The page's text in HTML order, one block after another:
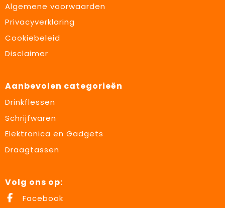
Algemene voorwaarden
Privacyverklaring
Cookiebeleid
Disclaimer
Aanbevolen categorieën
Drinkflessen
Schrijfwaren
Elektronica en Gadgets
Draagtassen
Volg ons op:
Facebook